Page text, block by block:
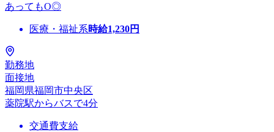
あってもO◎
医療・福祉系時給1,230円
勤務地
面接地
福岡県福岡市中央区
薬院駅からバスで4分
交通費支給